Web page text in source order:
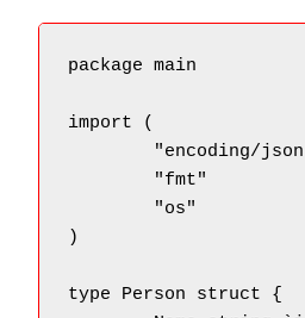
package main
import (
)
type Person struct {